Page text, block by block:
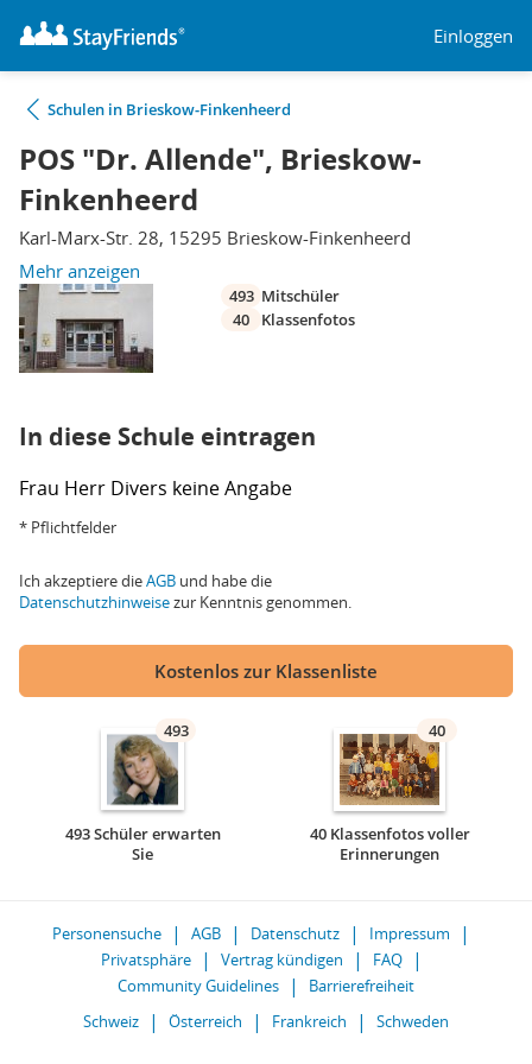
Einloggen
Schulen in Brieskow-Finkenheerd
POS "Dr. Allende", Brieskow-
Finkenheerd
Karl-Marx-Str. 28, 15295 Brieskow-Finkenheerd
Mehr anzeigen
493 Mitschüler
40
Klassenfotos
In diese Schule eintragen
Frau Herr Divers keine Angabe
* Pflichtfelder
Ich akzeptiere dieAGB und habe die
Datenschutzhinweisezur Kenntnis genommen.
Kostenlos zur Klassenliste
493
493 Schüler erwarten
Sie
40
40 Klassenfotos voller
Erinnerungen
Personensuche AGB Datenschutz
Impressum
Privatsphäre
Vertrag kündigen
FAQ
Community Guidelines
Barrierefreiheit
Schweiz
Österreich Frankreich Schweden